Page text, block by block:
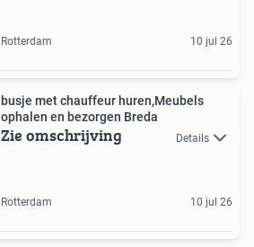
Rotterdam 10 jul 26
busje met chauffeur huren,Meubels
ophalen en bezorgen Breda
Zie omschrijving Details
Rotterdam 10 jul 26